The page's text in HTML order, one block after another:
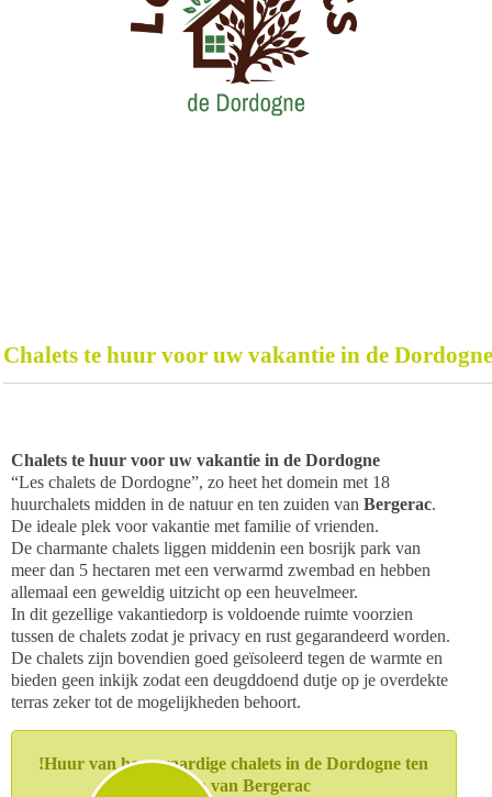
Chalets te huur voor uw vakantie in de Dordogne
Chalets te huur voor uw vakantie in de Dordogne
“Les chalets de Dordogne”, zo heet het domein met 18
huurchalets midden in de natuur en ten zuiden van Bergerac.
De ideale plek voor vakantie met familie of vrienden.
De charmante chalets liggen middenin een bosrijk park van
meer dan 5 hectaren met een verwarmd zwembad en hebben
allemaal een geweldig uitzicht op een heuvelmeer.
In dit gezellige vakantiedorp is voldoende ruimte voorzien
tussen de chalets zodat je privacy en rust gegarandeerd worden.
De chalets zijn bovendien goed geïsoleerd tegen de warmte en
bieden geen inkijk zodat een deugddoend dutje op je overdekte
terras zeker tot de mogelijkheden behoort.
!Huur van hoogwaardige chalets in de Dordogne ten
zuiden van Bergerac